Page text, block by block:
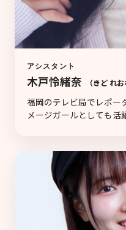
アシスタント
木戸怜緒奈 （きど れお
福岡のテレビ局でレポー
メージガールとしても活